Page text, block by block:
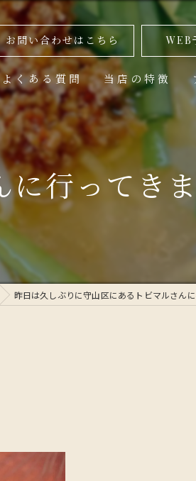
お問い合わせはこちら WEB
よくある質問 当店の特徴
美味しい
高級
に行ってき
昨日は久しぶりに守山区にあるトビマルさん